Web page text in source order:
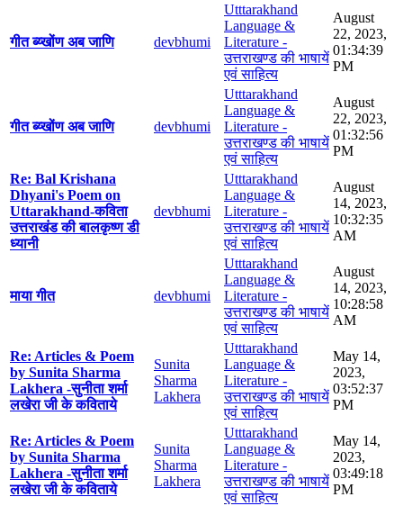
गीत ब्य्खोंण अब जाणि devbhumi
Utttarakhand
Language &
Literature -
उत्तराखण्ड की भाषायें
एवं साहित्य
August
22, 2023,
01:34:39
PM
गीत ब्य्खोंण अब जाणि devbhumi
Utttarakhand
Language &
Literature -
उत्तराखण्ड की भाषायें
एवं साहित्य
August
22, 2023,
01:32:56
PM
Re: Bal Krishana
Dhyani's Poem on
Uttarakhand-कविता
उत्तराखंड की बालकृष्ण डी
ध्यानी
devbhumi
Utttarakhand
Language &
Literature -
उत्तराखण्ड की भाषायें
एवं साहित्य
August
14, 2023,
10:32:35
AM
माया गीत devbhumi
Utttarakhand
Language &
Literature -
उत्तराखण्ड की भाषायें
एवं साहित्य
August
14, 2023,
10:28:58
AM
Re: Articles & Poem
by Sunita Sharma
Lakhera -सुनीता शर्मा
लखेरा जी के कविताये
Sunita
Sharma
Lakhera
Utttarakhand
Language &
Literature -
उत्तराखण्ड की भाषायें
एवं साहित्य
May 14,
2023,
03:52:37
PM
Re: Articles & Poem
by Sunita Sharma
Lakhera -सुनीता शर्मा
लखेरा जी के कविताये
Sunita
Sharma
Lakhera
Utttarakhand
Language &
Literature -
उत्तराखण्ड की भाषायें
एवं साहित्य
May 14,
2023,
03:49:18
PM